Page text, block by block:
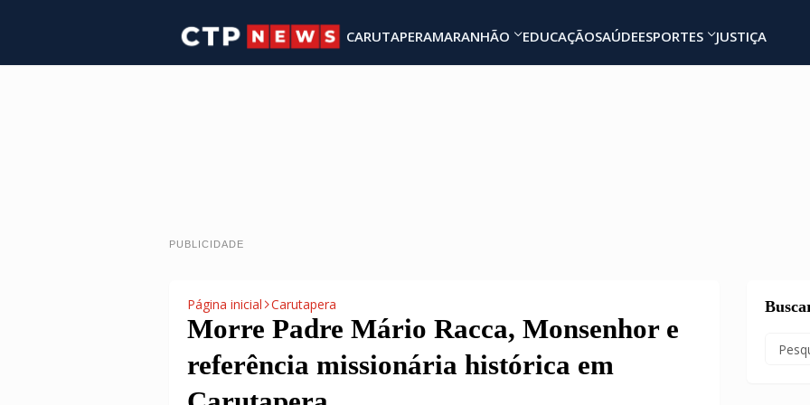
CARUTAPERAMARANHÃO EDUCAÇÃOSAÚDEESPORTES JUSTIÇA
PUBLICIDADE
Página inicial Carutapera
Morre Padre Mário Racca, Monsenhor e
referência missionária histórica em